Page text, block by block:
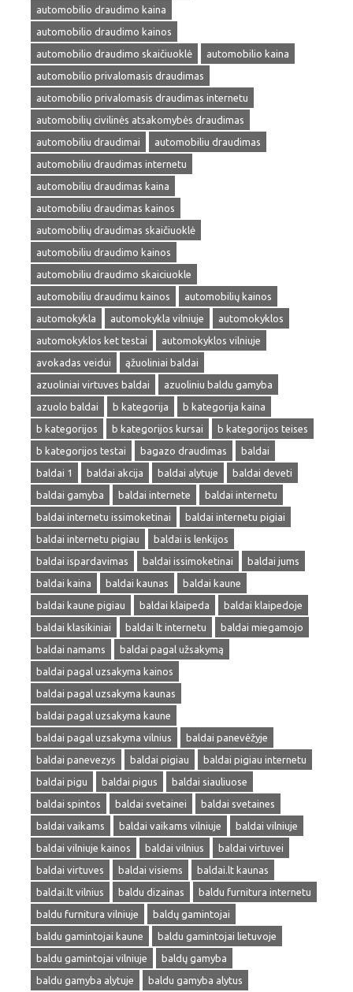
automobilio draudimo kaina
automobilio draudimo kainos
automobilio draudimo skaičiuoklė
automobilio kaina
automobilio privalomasis draudimas
automobilio privalomasis draudimas internetu
automobilių civilinės atsakomybės draudimas
automobiliu draudimai
automobiliu draudimas
automobiliu draudimas internetu
automobiliu draudimas kaina
automobiliu draudimas kainos
automobilių draudimas skaičiuoklė
automobiliu draudimo kainos
automobiliu draudimo skaiciuokle
automobiliu draudimu kainos
automobilių kainos
automokykla
automokykla vilniuje
automokyklos
automokyklos ket testai
automokyklos vilniuje
avokadas veidui
ąžuoliniai baldai
azuoliniai virtuves baldai
azuoliniu baldu gamyba
azuolo baldai
b kategorija
b kategorija kaina
b kategorijos
b kategorijos kursai
b kategorijos teises
b kategorijos testai
bagazo draudimas
baldai
baldai 1
baldai akcija baldai alytuje
baldai deveti
baldai gamyba
baldai internete
baldai internetu
baldai internetu issimoketinai
baldai internetu pigiai
baldai internetu pigiau
baldai is lenkijos
baldai ispardavimas
baldai issimoketinai
baldai jums
baldai kaina
baldai kaunas
baldai kaune
baldai kaune pigiau
baldai klaipeda
baldai klaipedoje
baldai klasikiniai
baldai lt internetu
baldai miegamojo
baldai namams
baldai pagal užsakymą
baldai pagal uzsakyma kainos
baldai pagal uzsakyma kaunas
baldai pagal uzsakyma kaune
baldai pagal uzsakyma vilnius
baldai panevėžyje
baldai panevezys
baldai pigiau
baldai pigiau internetu
baldai pigu
baldai pigus
baldai siauliuose
baldai spintos
baldai svetainei
baldai svetaines
baldai vaikams
baldai vaikams vilniuje
baldai vilniuje
baldai vilniuje kainos
baldai vilnius
baldai virtuvei
baldai virtuves
baldai visiems
baldai.lt kaunas
baldai.lt vilnius
baldu dizainas
baldu furnitura internetu
baldu furnitura vilniuje
baldų gamintojai
baldu gamintojai kaune
baldu gamintojai lietuvoje
baldu gamintojai vilniuje
baldų gamyba
baldu gamyba alytuje
baldu gamyba alytus